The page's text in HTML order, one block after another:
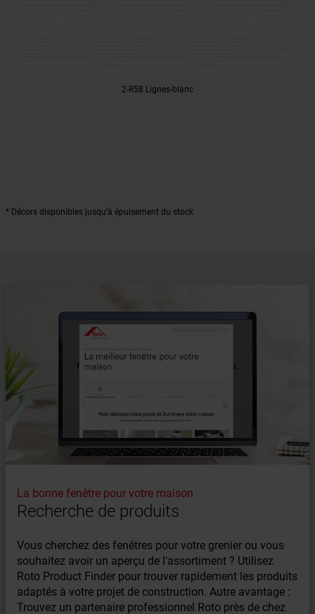
2-R58 Lignes-blanc
* Décors disponibles jusqu’à épuisement du stock
La bonne fenêtre pour votre maison
Recherche de produits
Vous cherchez des fenêtres pour votre grenier ou vous
souhaitez avoir un aperçu de l'assortiment ? Utilisez
Roto Product Finder pour trouver rapidement les produits
adaptés à votre projet de construction. Autre avantage :
Trouvez un partenaire professionnel Roto près de chez